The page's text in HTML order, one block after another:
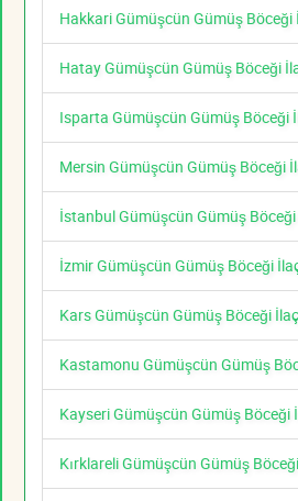
Hakkari Gümüşcün Gümüş Böceği
Hatay Gümüşcün Gümüş Böceği
Isparta Gümüşcün Gümüş Böceği
Mersin Gümüşcün Gümüş Böceği
İstanbul Gümüşcün Gümüş
İzmir Gümüşcün Gümüş Böceği
Kars Gümüşcün Gümüş Böceği
Kastamonu Gümüşcün Gümüş
Kayseri Gümüşcün Gümüş Böceği
Kırklareli Gümüşcün Gümüş